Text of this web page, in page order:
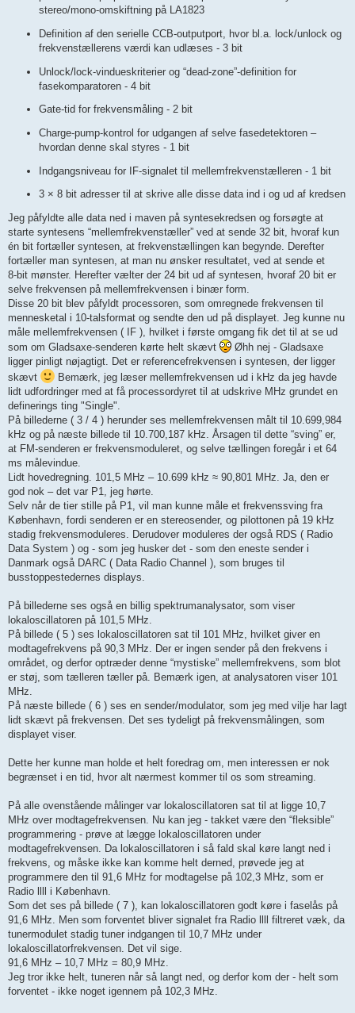
stereo/mono‑omskiftning på LA1823
Definition af den serielle CCB‑outputport, hvor bl.a. lock/unlock og
frekvenstællerens værdi kan udlæses - 3 bit
Unlock/lock‑vindueskriterier og “dead‑zone”‑definition for
fasekomparatoren - 4 bit
Gate‑tid for frekvensmåling - 2 bit
Charge‑pump‑kontrol for udgangen af selve fasedetektoren –
hvordan denne skal styres - 1 bit
Indgangsniveau for IF‑signalet til mellemfrekvenstælleren - 1 bit
3 × 8 bit adresser til at skrive alle disse data ind i og ud af kredsen
Jeg påfyldte alle data ned i maven på syntesekredsen og forsøgte at
starte syntesens “mellemfrekvenstæller” ved at sende 32 bit, hvoraf kun
én bit fortæller syntesen, at frekvenstællingen kan begynde. Derefter
fortæller man syntesen, at man nu ønsker resultatet, ved at sende et
8‑bit mønster. Herefter vælter der 24 bit ud af syntesen, hvoraf 20 bit er
selve frekvensen på mellemfrekvensen i binær form.
Disse 20 bit blev påfyldt processoren, som omregnede frekvensen til
mennesketal i 10‑talsformat og sendte den ud på displayet. Jeg kunne nu
måle mellemfrekvensen ( IF ), hvilket i første omgang fik det til at se ud
som om Gladsaxe‑senderen kørte helt skævt
Øhh nej - Gladsaxe
ligger pinligt nøjagtigt. Det er referencefrekvensen i syntesen, der ligger
skævt
Bemærk, jeg læser mellemfrekvensen ud i kHz da jeg havde
lidt udfordringer med at få processordyret til at udskrive MHz grundet en
definerings ting "Single".
På billederne ( 3 / 4 ) herunder ses mellemfrekvensen målt til 10.699,984
kHz og på næste billede til 10.700,187 kHz. Årsagen til dette “sving” er,
at FM‑senderen er frekvensmoduleret, og selve tællingen foregår i et 64
ms målevindue.
Lidt hovedregning. 101,5 MHz – 10.699 kHz ≈ 90,801 MHz. Ja, den er
god nok – det var P1, jeg hørte.
Selv når de tier stille på P1, vil man kunne måle et frekvenssving fra
København, fordi senderen er en stereosender, og pilottonen på 19 kHz
stadig frekvensmoduleres. Derudover moduleres der også RDS ( Radio
Data System ) og - som jeg husker det - som den eneste sender i
Danmark også DARC ( Data Radio Channel ), som bruges til
busstoppestedernes displays.
På billederne ses også en billig spektrumanalysator, som viser
lokaloscillatoren på 101,5 MHz.
På billede ( 5 ) ses lokaloscillatoren sat til 101 MHz, hvilket giver en
modtagefrekvens på 90,3 MHz. Der er ingen sender på den frekvens i
området, og derfor optræder denne “mystiske” mellemfrekvens, som blot
er støj, som tælleren tæller på. Bemærk igen, at analysatoren viser 101
MHz.
På næste billede ( 6 ) ses en sender/modulator, som jeg med vilje har lagt
lidt skævt på frekvensen. Det ses tydeligt på frekvensmålingen, som
displayet viser.
Dette her kunne man holde et helt foredrag om, men interessen er nok
begrænset i en tid, hvor alt nærmest kommer til os som streaming.
På alle ovenstående målinger var lokaloscillatoren sat til at ligge 10,7
MHz over modtagefrekvensen. Nu kan jeg - takket være den “fleksible”
programmering - prøve at lægge lokaloscillatoren under
modtagefrekvensen. Da lokaloscillatoren i så fald skal køre langt ned i
frekvens, og måske ikke kan komme helt derned, prøvede jeg at
programmere den til 91,6 MHz for modtagelse på 102,3 MHz, som er
Radio llll i København.
Som det ses på billede ( 7 ), kan lokaloscillatoren godt køre i faselås på
91,6 MHz. Men som forventet bliver signalet fra Radio llll filtreret væk, da
tunermodulet stadig tuner indgangen til 10,7 MHz under
lokaloscillatorfrekvensen. Det vil sige.
91,6 MHz – 10,7 MHz = 80,9 MHz.
Jeg tror ikke helt, tuneren når så langt ned, og derfor kom der - helt som
forventet - ikke noget igennem på 102,3 MHz.